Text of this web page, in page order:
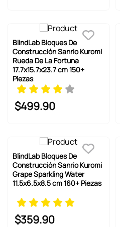
BlindLab Bloques De
Construcción Sanrio Kuromi
Rueda De La Fortuna
17.7x15.7x23.7 cm 150+
Piezas
$499.90
BlindLab Bloques De
Construcción Sanrio Kuromi
Grape Sparkling Water
11.5x6.5x8.5 cm 160+ Piezas
$359.90